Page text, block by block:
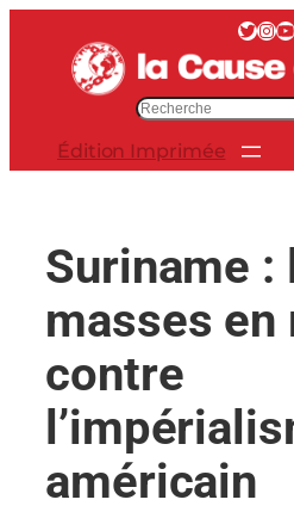
contenu
Twitter InstagramYouTube
c
e
r
Édition Imprimée
Suriname :
masses en
contre
américain